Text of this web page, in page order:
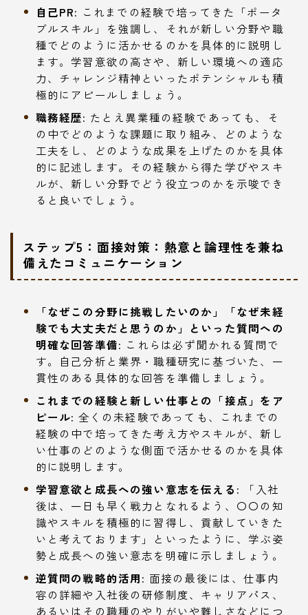
自己PR: これまでの経験で培ってきた「ポータ
ブルスキル」を強調し、それが新しい分野や職
種でどのように活かせるのかを具体的に説明し
ます。学習意欲の高さや、新しい環境への適応
力、チャレンジ精神といったポテンシャルも積
極的にアピールしましょう。
職務経歴: たとえ異業種の経験であっても、そ
の中でどのような課題に取り組み、どのような
工夫をし、どのような成果を上げたのかを具体
的に記述します。その経験から得た学びやスキ
ルが、新しい分野でどう役立つのかを示唆でき
ると良いでしょう。
ステップ5：面接対策：熱意と論理性を兼ね
備えたコミュニケーション
「なぜこの分野に挑戦したいのか」「なぜ未経
験でも大丈夫だと思うのか」といった質問への
明確な回答準備: これらは必ず聞かれる質問で
す。自己分析と業界・職種研究に基づいた、一
貫性のある具体的な回答を準備しましょう。
これまでの経験と新しい仕事との「接点」をア
ピール: 全くの未経験であっても、これまでの
経験の中で培ってきた考え方やスキルが、新し
い仕事のどのような側面で活かせるのかを具体
的に説明します。
学習意欲と成長への強い意志を伝える: 「入社
後は、一日も早く戦力となれるよう、〇〇の知
識やスキルを積極的に習得し、貢献していきた
いと考えております」といったように、学ぶ姿
勢と成長への強い意志を明確に示しましょう。
逆質問の戦略的活用: 面接の最後には、仕事内
容の詳細や入社後の研修制度、キャリアパス、
あるいはその職種のやりがいや難しさなどにつ